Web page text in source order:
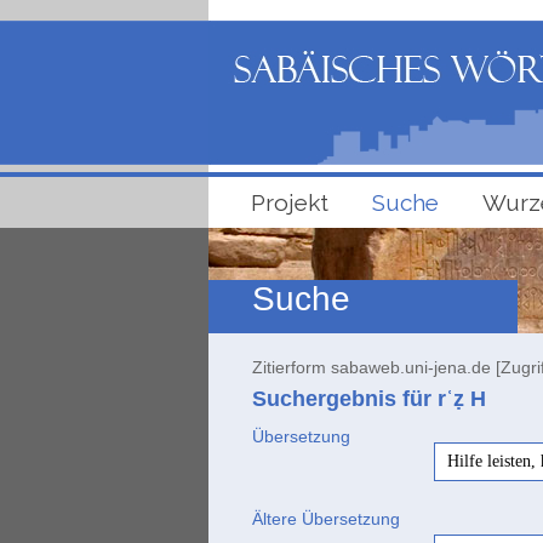
Projekt Suche
Suche
Zitierform sabaweb.uni-jena.de
Suchergebnis für rʿẓ H
Übersetzung
Hilfe leisten,
Ältere Übersetzung